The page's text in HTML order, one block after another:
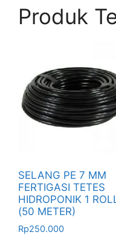
Produk
SELANG PE 7 MM
FERTIGASI TETES
HIDROPONIK 1
(50 METER)
Rp250.000